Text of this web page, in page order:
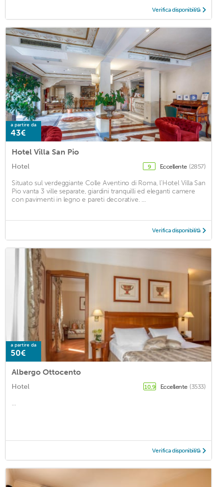
Verifica disponibilità
a partire da
43€
Hotel Villa San Pio
Hotel 9 Eccellente (2857)
Situato sul verdeggiante Colle Aventino di Roma, l’Hotel Villa San
Pio vanta 3 ville separate, giardini tranquilli ed eleganti camere
con pavimenti in legno e pareti decorative. ...
Verifica disponibilità
a partire da
50€
Albergo Ottocento
Hotel 10,9 Eccellente (3533)
...
Verifica disponibilità